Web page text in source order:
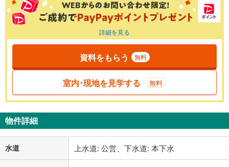
詳細を見る
資料をもらう 無料
室内･現地を見学する 無料
物件詳細
水道 上水道: 公営、下水道: 本下水